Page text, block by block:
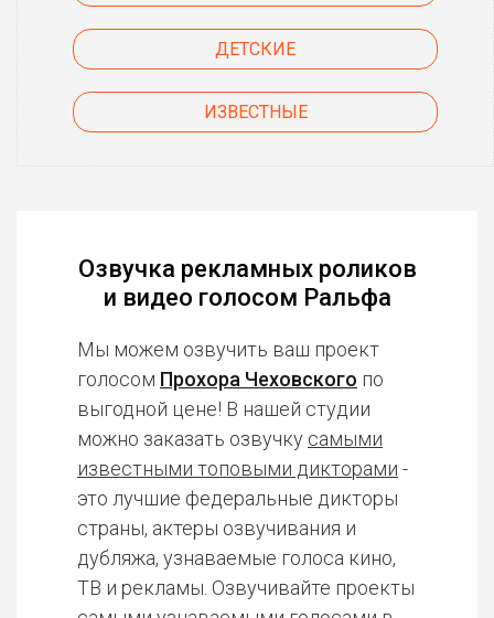
ДЕТСКИЕ
ИЗВЕСТНЫЕ
Озвучка рекламных роликов
и видео голосом Ральфа
Мы можем озвучить ваш проект
голосом Прохора Чеховского по
выгодной цене! В нашей студии
можно заказать озвучку самыми
известными топовыми дикторами -
это лучшие федеральные дикторы
страны, актеры озвучивания и
дубляжа, узнаваемые голоса кино,
ТВ и рекламы. Озвучивайте проекты